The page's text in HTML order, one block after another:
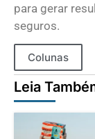
para gerar
seguros.
Colunas
Leia